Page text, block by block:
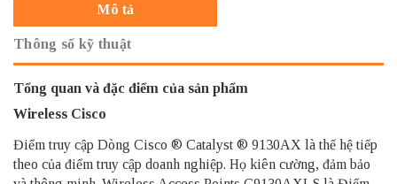
Mô tả
Thông số kỹ thuật
Tổng quan và đặc điểm của sản phẩm
Wireless Cisco
Điểm truy cập Dòng Cisco ® Catalyst ® 9130AX là thế hệ tiếp
theo của điểm truy cập doanh nghiệp. Họ kiên cường, đảm bảo